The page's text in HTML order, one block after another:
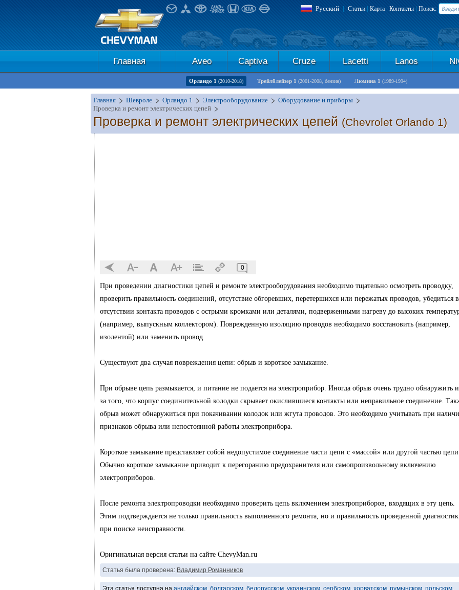
Русский | Статьи | Карта| Контакты | Поиск:
Главная Aveo Captiva Cruze Lacetti Lanos
Орландо 1 (2010-2018) Трейлблейзер 1 (2001-2008, бензин) Люмина 1 (1989-1994)
Главная Шевроле Орландо 1 Электрооборудование
Оборудование и приборы
Проверка и ремонт электрических цепей
Проверка и ремонт электрических цепей (Chevrolet Orlando 1)
0
При проведении диагностики цепей и ремонте электрооборудования необходимо тщательно осмотреть проводку,
проверить правильность соединений, отсутствие обгоревших, перетершихся или пережатых проводов, убедиться в
отсутствии контакта проводов с острыми кромками или деталями, подверженными нагреву до высоких
(например, выпускным коллектором). Поврежденную изоляцию проводов необходимо восстановить (например,
изолентой) или заменить провод.
Существуют два случая повреждения цепи: обрыв и короткое замыкание.
При обрыве цепь размыкается, и питание не подается на электроприбор. Иногда обрыв очень трудно обнаружить
за того, что корпус соединительной колодки скрывает окислившиеся контакты или неправильное соединение.
обрыв может обнаружиться при покачивании колодок или жгута проводов. Это необходимо учитывать при
признаков обрыва или непостоянной работы электроприбора.
Короткое замыкание представляет собой недопустимое соединение части цепи с «массой» или другой частью
Обычно короткое замыкание приводит к перегоранию предохранителя или самопроизвольному включению
электроприборов.
После ремонта электропроводки необходимо проверить цепь включением электроприборов, входящих в эту цепь.
Этим подтверждается не только правильность выполненного ремонта, но и правильность проведенной
при поиске неисправности.
Оригинальная версия статьи на сайте ChevyMan.ru
Статья была проверена: Владимир Романников
Эта статья доступна на английском, болгарском, белорусском, украинском, сербском, хорватском, румынском, польском,